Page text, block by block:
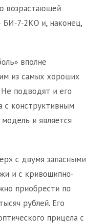
возрастающей
7-2КО и, наконец,
вполне
из самых хороших
Не подводят и его
с конструктивным
и является
с двумя запасными
и с кривошипно-
приобрести по
рублей. Его
прицела с